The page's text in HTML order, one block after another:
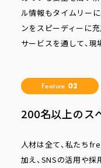
ル情報もタイムリー
ンをスピーディーに
サービスを通して、現
Feature 02
200名以上のス
人材は全て、私たち
加え、SNSの活用や